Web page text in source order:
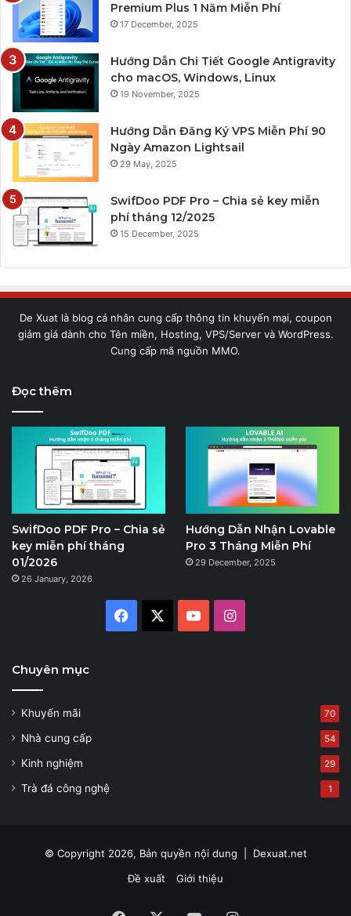
Premium Plus 1 Năm Miễn Phí
17 December, 2025
Hướng Dẫn Chi Tiết Google Antigravity
cho macOS, Windows, Linux
19 November, 2025
Hướng Dẫn Đăng Ký VPS Miễn Phí 90
Ngày Amazon Lightsail
29 May, 2025
SwifDoo PDF Pro – Chia sẻ key miễn
phí tháng 12/2025
15 December, 2025
De Xuat là blog cá nhân cung cấp thông tin khuyến mại, coupon
giảm giá dành cho Tên miền, Hosting, VPS/Server và WordPress.
Cung cấp mã nguồn MMO.
Đọc thêm
SwifDoo PDF Pro – Chia sẻ
key miễn phí tháng
01/2026
26 January, 2026
Hướng Dẫn Nhận Lovable
Pro 3 Tháng Miễn Phí
29 December, 2025
Facebook YouTubeInstagram
Chuyên mục
Khuyến mãi 70
Nhà cung cấp 54
Kinh nghiệm 29
Trà đá công nghệ 1
© Copyright 2026, Bản quyền nội dung | Dexuat.net
Đề xuất
Giới thiệu